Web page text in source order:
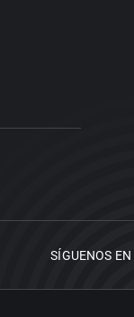
SÍGUENOS EN